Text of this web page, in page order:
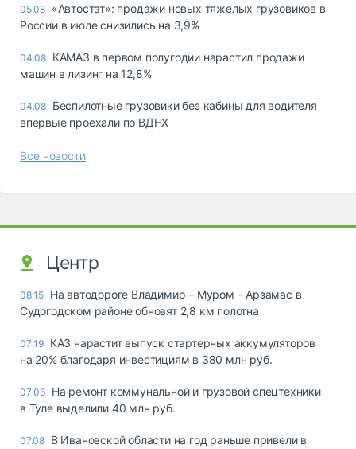
05.08 «Автостат»: продажи новых тяжелых грузовиков в
России в июле снизились на 3,9%
04.08 КАМАЗ в первом полугодии нарастил продажи
машин в лизинг на 12,8%
04.08 Беспилотные грузовики без кабины для водителя
впервые проехали по ВДНХ
Все новости
Центр
08:15 На автодороге Владимир – Муром – Арзамас в
Судогодском районе обновят 2,8 км полотна
07:19 КАЗ нарастит выпуск стартерных аккумуляторов
на 20% благодаря инвестициям в 380 млн руб.
07:06 На ремонт коммунальной и грузовой спецтехники
в Туле выделили 40 млн руб.
07.08 В Ивановской области на год раньше привели в